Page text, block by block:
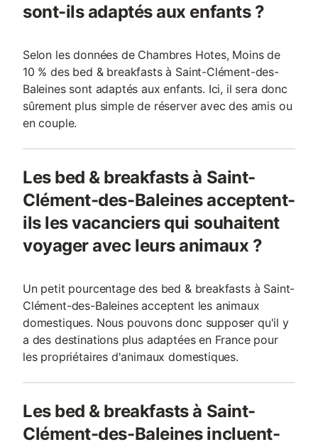
sont-ils adaptés aux enfants ?
Selon les données de Chambres Hotes, Moins de
10 % des bed & breakfasts à Saint-Clément-des-
Baleines sont adaptés aux enfants. Ici, il sera donc
sûrement plus simple de réserver avec des amis ou
en couple.
Les bed & breakfasts à Saint-
Clément-des-Baleines acceptent-
ils les vacanciers qui souhaitent
voyager avec leurs animaux ?
Un petit pourcentage des bed & breakfasts à Saint-
Clément-des-Baleines acceptent les animaux
domestiques. Nous pouvons donc supposer qu'il y
a des destinations plus adaptées en France pour
les propriétaires d'animaux domestiques.
Les bed & breakfasts à Saint-
Clément-des-Baleines incluent-